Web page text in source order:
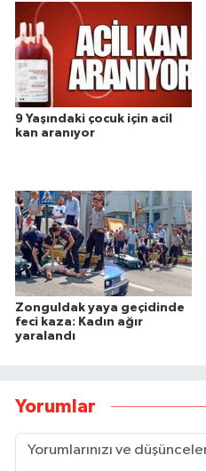
9 Yaşındaki çocuk için acil
kan aranıyor
Zonguldak yaya geçidinde
feci kaza: Kadın ağır
yaralandı
Yorumlar